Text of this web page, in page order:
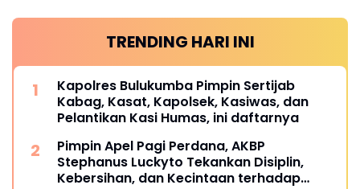
TRENDING HARI INI
Kapolres Bulukumba Pimpin Sertijab
Kabag, Kasat, Kapolsek, Kasiwas, dan
Pelantikan Kasi Humas, ini daftarnya
Pimpin Apel Pagi Perdana, AKBP
Stephanus Luckyto Tekankan Disiplin,
Kebersihan, dan Kecintaan terhadap